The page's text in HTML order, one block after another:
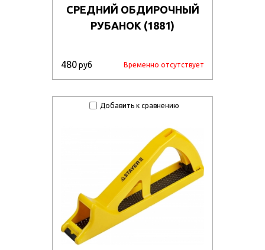
СРЕДНИЙ ОБДИРОЧНЫЙ
РУБАНОК (1881)
480руб Временно отсутствует
Добавить к сравнению